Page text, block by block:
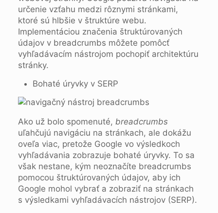
určenie vzťahu medzi rôznymi stránkami,
ktoré sú hlbšie v štruktúre webu.
Implementáciou značenia štruktúrovaných
údajov v breadcrumbs môžete pomôcť
vyhľadávacím nástrojom pochopiť architektúru
stránky.
Bohaté úryvky v SERP
Ako už bolo spomenuté, breadcrumbs
uľahčujú navigáciu na stránkach, ale dokážu
oveľa viac, pretože Google vo výsledkoch
vyhľadávania zobrazuje bohaté úryvky. To sa
však nestane, kým neoznačíte breadcrumbs
pomocou štruktúrovaných údajov, aby ich
Google mohol vybrať a zobraziť na stránkach
s výsledkami vyhľadávacích nástrojov (SERP).